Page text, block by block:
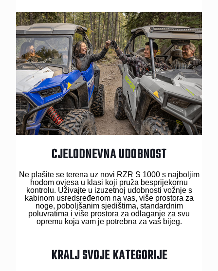
CJELODNEVNA UDOBNOST
Ne plašite se terena uz novi RZR S 1000 s najboljim
hodom ovjesa u klasi koji pruža besprijekornu
kontrolu. Uživajte u izuzetnoj udobnosti vožnje s
kabinom usredsređenom na vas, više prostora za
noge, poboljšanim sjedištima, standardnim
poluvratima i više prostora za odlaganje za svu
opremu koja vam je potrebna za vaš bijeg.
KRALJ SVOJE KATEGORIJE